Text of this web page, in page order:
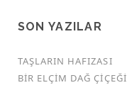
SON YAZILAR
TAŞLARIN HAFIZASI
BIR ELÇIM DAĞ ÇIÇEĞI